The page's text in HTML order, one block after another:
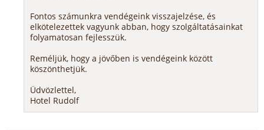
Fontos számunkra vendégeink visszajelzése, és
elkötelezettek vagyunk abban, hogy szolgáltatásainkat
folyamatosan fejlesszük.
Reméljük, hogy a jövőben is vendégeink között
köszönthetjük.
Üdvözlettel,
Hotel Rudolf